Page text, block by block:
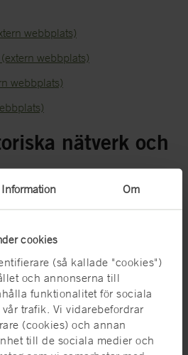
Information Om
cookies
(så kallade "cookies")
och annonserna till
funktionalitet för sociala
trafik. Vi vidarebefordrar
(cookies) och annan
till de sociala medier och
webbplats)
webbplats)
webbplats)
nätverk och
för järnvägshistoriska
vänförening arrangerar
inom det transporthistoriska
och är adjungerade när
nätverk har sina